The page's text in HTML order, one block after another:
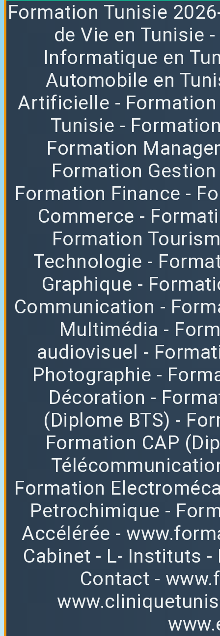
Formation Tunisie
de Vie en Tunisie -
Informatique en
Automobile en
Artificielle -
Tunisie -
Formation
Formation Gestion
Formation Finance -
Commerce -
Formation
Technologie -
Graphique -
Communication -
Multimédia -
audiovisuel -
Photographie -
Décoration -
(Diplome BTS) -
Formation CAP
Formation
Petrochimique -
Accélérée -
Cabinet - L- Instituts -
Contact -